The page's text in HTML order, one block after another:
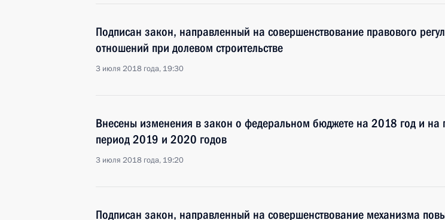
Подписан закон, направленный на совершенствование правового
отношений при долевом строительстве
3 июля 2018 года, 19:30
Внесены изменения в закон о федеральном бюджете на 2018 год и на
период 2019 и 2020 годов
3 июля 2018 года, 19:20
Подписан закон, направленный на совершенствование механизма